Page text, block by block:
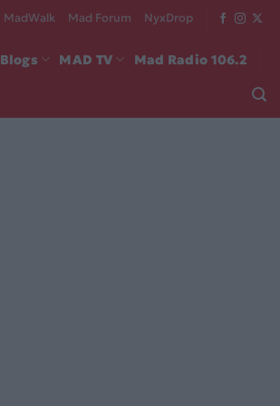
MadWalk Mad Forum NyxDrop
Blogs MAD TV Mad Radio 106.2